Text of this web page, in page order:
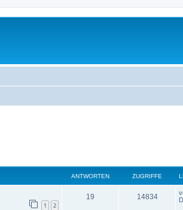
ANTWORTEN ZUGRIFFE
1 2
19 14834